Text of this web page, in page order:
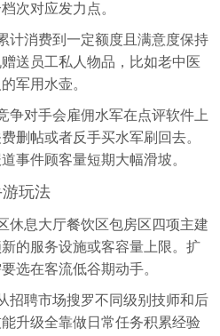
次对应发力点。
计消费到一定额度且满意度保持
送员工私人物品，比如老中医
军用水壶。
争对手会雇佣水军在点评软件上
删帖或者反手买水军刷回去。
事件顾客量短期大幅滑坡。
玩法
休息大厅餐饮区包房区四项主建
的服务设施或客容量上限。扩
选在客流低谷期动手。
招聘市场搜罗不同级别技师和后
升级全靠做日常任务积累经验